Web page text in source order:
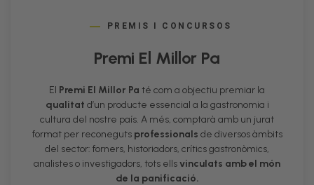
PREMIS I CONCURSOS
Premi El Millor Pa​
El Premi El Millor Pa té com a objectiu premiar la
qualitat d’un producte essencial a la gastronomia i
cultura del nostre país. A més, comptarà amb un jurat
format per reconeguts professionals de diversos àmbits
del sector: forners, historiadors, crítics gastronòmics,
analistes o investigadors, tots ellsvinculats amb el món
de la panificació.